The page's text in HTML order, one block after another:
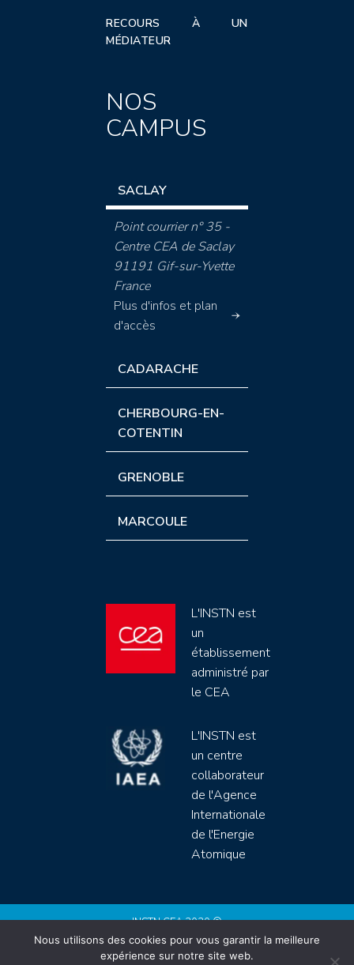
RECOURS À UN
MÉDIATEUR
NOS
CAMPUS
SACLAY
Point courrier n° 35 -
Centre CEA de Saclay
91191 Gif-sur-Yvette
France
Plus d'infos et plan
d'accès
CADARACHE
CHERBOURG-EN-
COTENTIN
GRENOBLE
MARCOULE
L'INSTN est
un
établissement
administré par
le CEA
L'INSTN est
un centre
collaborateur
de l'Agence
Internationale
de l'Energie
Atomique
INSTN CEA 2020 ©
Politique de protection de données (rgpd)
Nous utilisons des cookies pour vous garantir la meilleure
expérience sur notre site web.